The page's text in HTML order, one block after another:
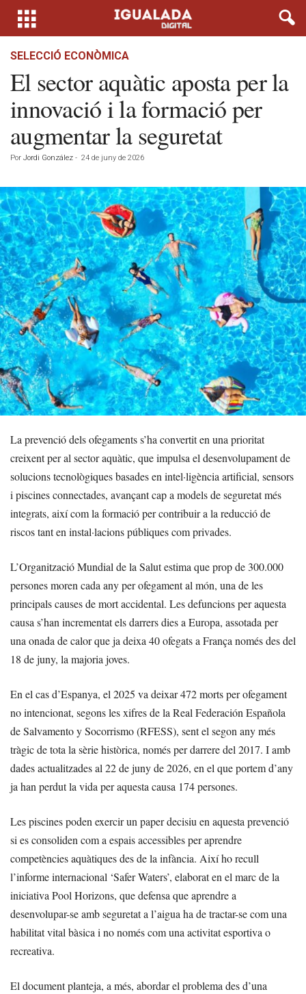
SELECCIÓ ECONÒMICA
El sector aquàtic aposta per la
innovació i la formació per
augmentar la seguretat
Por Jordi González - 24 de juny de 2026
La prevenció dels ofegaments s’ha convertit en una prioritat
creixent per al sector aquàtic, que impulsa el desenvolupament de
solucions tecnològiques basades en intel·ligència artificial, sensors
i piscines connectades, avançant cap a models de seguretat més
integrats, així com la formació per contribuir a la reducció de
riscos tant en instal·lacions públiques com privades.
L’Organització Mundial de la Salut estima que prop de 300.000
persones moren cada any per ofegament al món, una de les
principals causes de mort accidental. Les defuncions per aquesta
causa s’han incrementat els darrers dies a Europa, assotada per
una onada de calor que ja deixa 40 ofegats a França només des del
18 de juny, la majoria joves.
En el cas d’Espanya, el 2025 va deixar 472 morts per ofegament
no intencionat, segons les xifres de la Real Federación Española
de Salvamento y Socorrismo (RFESS), sent el segon any més
tràgic de tota la sèrie històrica, només per darrere del 2017. I amb
dades actualitzades al 22 de juny de 2026, en el que portem d’any
ja han perdut la vida per aquesta causa 174 persones.
Les piscines poden exercir un paper decisiu en aquesta prevenció
si es consoliden com a espais accessibles per aprendre
competències aquàtiques des de la infància. Així ho recull
l’informe internacional ‘Safer Waters’, elaborat en el marc de la
iniciativa Pool Horizons, que defensa que aprendre a
desenvolupar-se amb seguretat a l’aigua ha de tractar-se com una
habilitat vital bàsica i no només com una activitat esportiva o
recreativa.
El document planteja, a més, abordar el problema des d’una